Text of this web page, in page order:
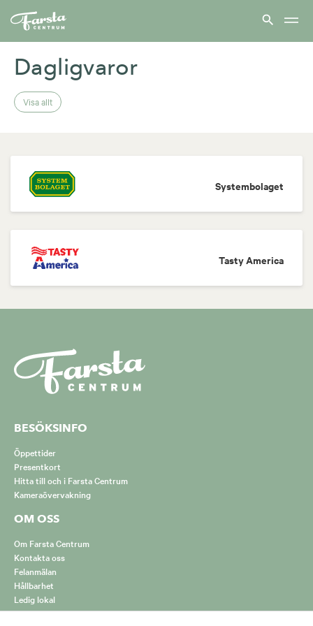
Farsta
hem
Dagligvaror
Visa allt
Systembolaget
Tasty America
BESÖKSINFO
Öppettider
Presentkort
Hitta till och i Farsta Centrum
Kameraövervakning
OM OSS
Om Farsta Centrum
Kontakta oss
Felanmälan
Hållbarhet
Ledig lokal
Hur vi hanterar cookies